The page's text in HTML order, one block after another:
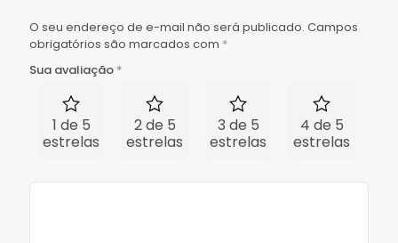
O seu endereço de e-mail não será publicado. Campos
obrigatórios são marcados com *
Sua avaliação *
1 de 5
estrelas
2 de 5
estrelas
3 de 5
estrelas
4 de 5
estrelas